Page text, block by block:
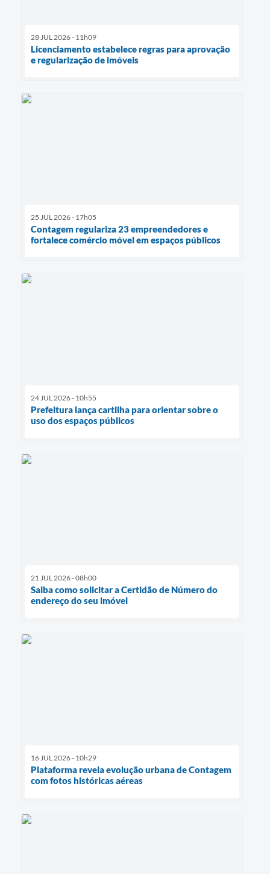
28 JUL 2026 - 11h09
Licenciamento estabelece regras para aprovação
e regularização de imóveis
25 JUL 2026 - 17h05
Contagem regulariza 23 empreendedores e
fortalece comércio móvel em espaços públicos
24 JUL 2026 - 10h55
Prefeitura lança cartilha para orientar sobre o
uso dos espaços públicos
21 JUL 2026 - 08h00
Saiba como solicitar a Certidão de Número do
endereço do seu imóvel
16 JUL 2026 - 10h29
Plataforma revela evolução urbana de Contagem
com fotos históricas aéreas